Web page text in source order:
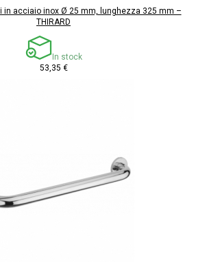
in acciaio inox Ø 25 mm, lunghezza 325 mm –
THIRARD
In stock
53,35 €